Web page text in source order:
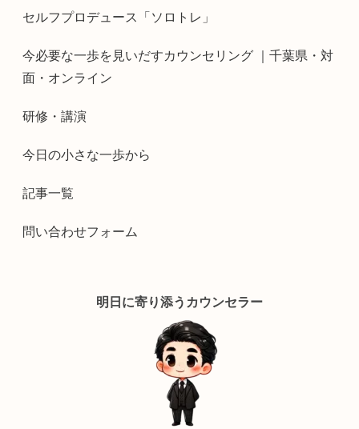
セルフプロデュース「ソロトレ」
今必要な一歩を見いだすカウンセリング ｜千葉県・対
面・オンライン
研修・講演
今日の小さな一歩から
記事一覧
問い合わせフォーム
明日に寄り添うカウンセラー